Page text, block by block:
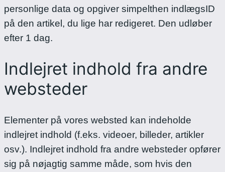
personlige data og opgiver simpelthen indlægsID
på den artikel, du lige har redigeret. Den udløber
efter 1 dag.
Indlejret indhold fra andre
websteder
Elementer på vores websted kan indeholde
indlejret indhold (f.eks. videoer, billeder, artikler
osv.). Indlejret indhold fra andre websteder opfører
sig på nøjagtig samme måde, som hvis den